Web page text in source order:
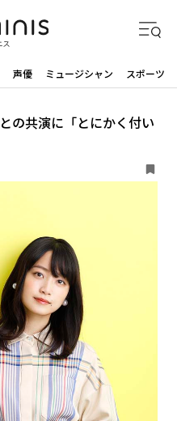
声優 ミュージシャン スポーツ
との共演に「とにかく付い